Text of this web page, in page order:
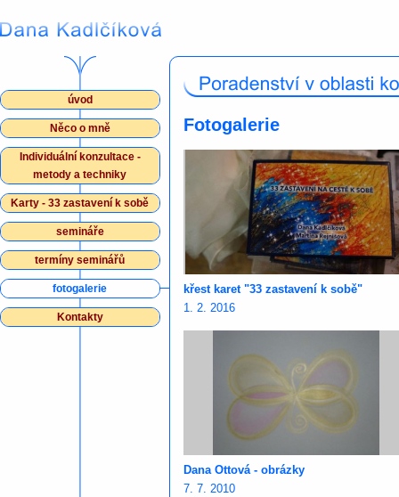
Fotogalerie
křest karet "33 zastavení k sobě"
1. 2. 2016
Dana Ottová - obrázky
7. 7. 2010
úvod
Něco o mně
Individuální konzultace -
metody a techniky
Karty - 33 zastavení k sobě
semináře
termíny seminářů
fotogalerie
Kontakty